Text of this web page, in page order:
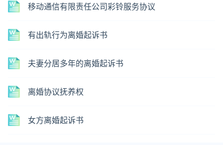
移动通信有限责任公司彩铃服务协议
有出轨行为离婚起诉书
夫妻分居多年的离婚起诉书
离婚协议抚养权
女方离婚起诉书